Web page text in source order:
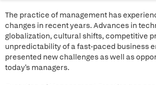
The practice of management has
changes in recent years. Advances in
globalization, cultural shifts, competitive
unpredictability of a fast-paced business
presented new challenges as well as
today's managers.